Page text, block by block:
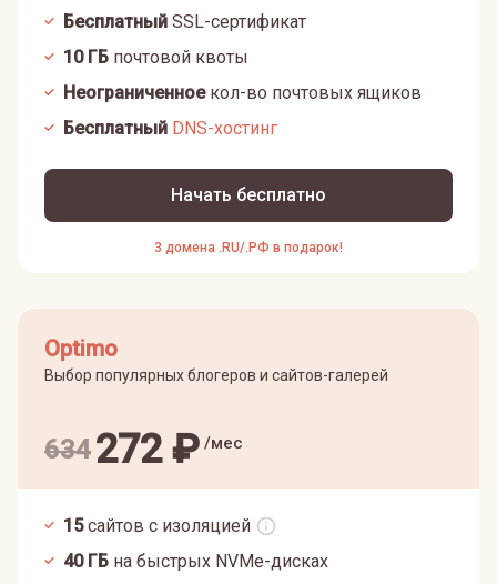
Бесплатный SSL-сертификат
10ГБ почтовой квоты
Неограниченноекол-во почтовых ящиков
Бесплатный DNS-хостинг
Начать бесплатно
3 домена .RU/.РФ в подарок!
Optimo
Выбор популярных блогеров и сайтов-галерей
634272₽ /мес
15 сайтов с изоляцией
40ГБ на быстрых NVMe-дисках